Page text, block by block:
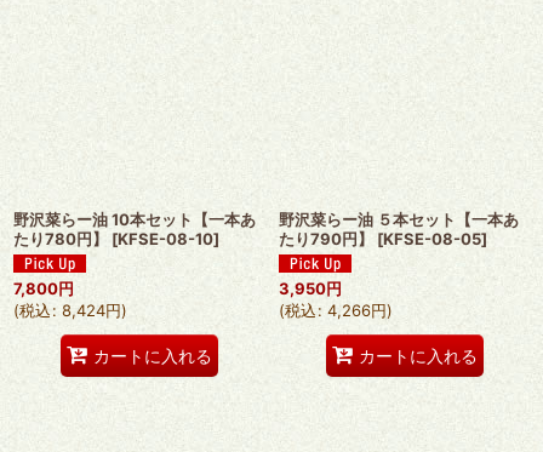
野沢菜らー油 10本セット【一本あ
たり780円】
[KFSE-08-10]
7,800円
(税込: 8,424円)
カートに入れる
野沢菜らー油 ５本セット【一本あ
たり790円】
[KFSE-08-05]
3,950円
(税込: 4,266円)
カートに入れる